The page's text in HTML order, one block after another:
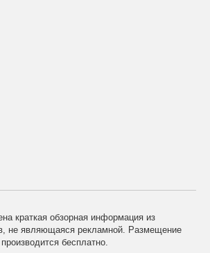
краткая обзорная информация из
не являющаяся рекламной. Размещение
бесплатно.